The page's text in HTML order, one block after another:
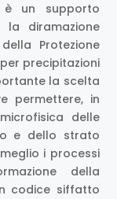
è un supporto
la diramazione
Protezione
precipitazioni
la scelta
permettere, in
delle
e dello strato
i processi
della
codice siffatto